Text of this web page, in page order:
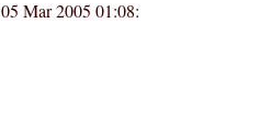
05 Mar 2005 01:08: